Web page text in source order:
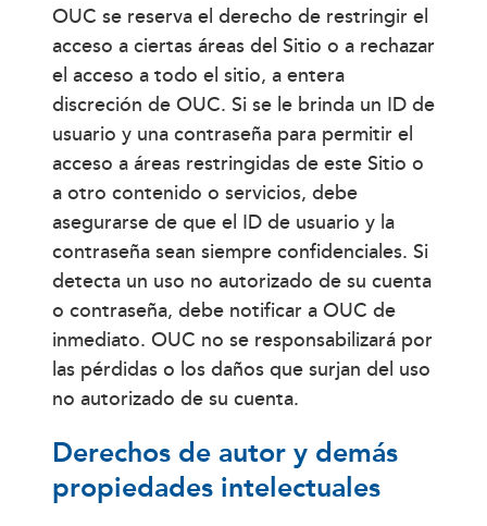
OUC se reserva el derecho de restringir el
acceso a ciertas áreas del Sitio o a rechazar
el acceso a todo el sitio, a entera
discreción de OUC. Si se le brinda un ID de
usuario y una contraseña para permitir el
acceso a áreas restringidas de este Sitio o
a otro contenido o servicios, debe
asegurarse de que el ID de usuario y la
contraseña sean siempre confidenciales. Si
detecta un uso no autorizado de su cuenta
o contraseña, debe notificar a OUC de
inmediato. OUC no se responsabilizará por
las pérdidas o los daños que surjan del uso
no autorizado de su cuenta.
Derechos de autor y demás
propiedades intelectuales